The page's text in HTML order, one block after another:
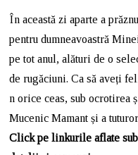
În această zi aparte a
pentru dumneavoastră
pe tot anul, alături de o
de rugăciuni. Ca să aveți
n orice ceas, sub ocrotirea
Mucenic Mamant și a
Click pe linkurile aflate